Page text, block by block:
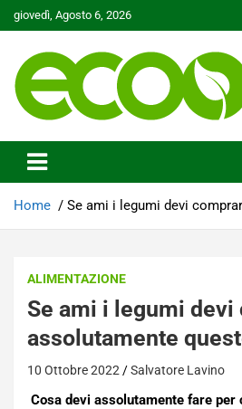
Skip
to
giovedì, Agosto 6, 2026
Ecoo.it
Home Se ami i legumi devi
ALIMENTAZIONE
Se ami i legumi devi
assolutamente
10 Ottobre 2022 Salvatore Lavino
Cosa devi assolutamente fare